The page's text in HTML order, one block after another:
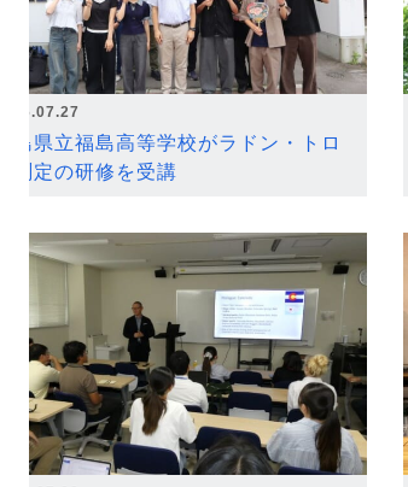
2026.07.27
福島県立福島高等学校がラドン・トロ
ン測定の研修を受講